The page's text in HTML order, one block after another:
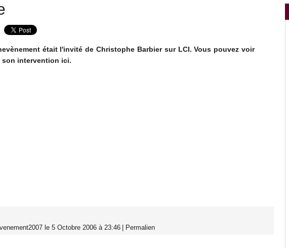
était l'invité de Christophe Barbier sur LCI. Vous pouvez voir
son intervention ici.
le 5 Octobre 2006 à 23:46
Permalien